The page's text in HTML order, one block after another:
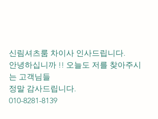
신림셔츠룸 차이사 인사드립니다.
안녕하십니까 !! 오늘도 저를 찾아주시
는 고객님들
정말 감사드립니다.
010-8281-8139